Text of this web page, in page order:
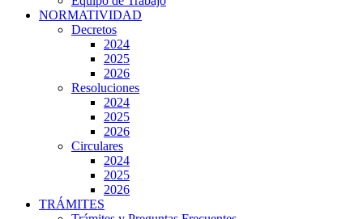
NORMATIVIDAD
Decretos
2024
2025
2026
Resoluciones
2024
2025
2026
Circulares
2024
2025
2026
TRÁMITES